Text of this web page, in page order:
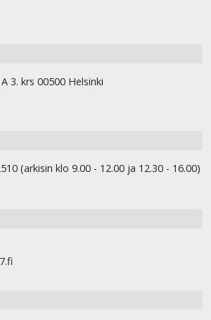
3. krs 00500 Helsinki
(arkisin klo 9.00 - 12.00 ja 12.30 - 16.00)